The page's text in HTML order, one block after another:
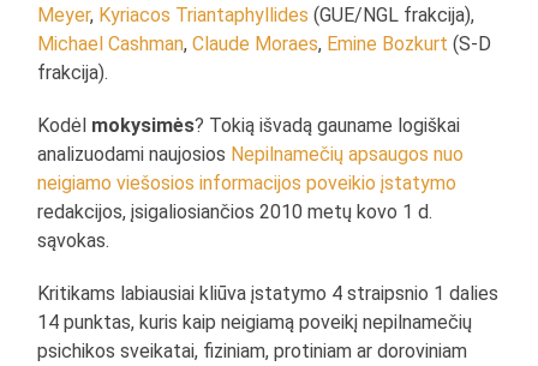
Meyer, Kyriacos Triantaphyllides (GUE/NGL frakcija),
Michael Cashman,Claude Moraes, Emine Bozkurt (S-D
frakcija).
Kodėl mokysimės? Tokią išvadą gauname logiškai
analizuodami naujosios Nepilnamečių apsaugos nuo
neigiamo viešosios informacijos poveikio įstatymo
redakcijos, įsigaliosiančios 2010 metų kovo 1 d.
sąvokas.
Kritikams labiausiai kliūva įstatymo 4 straipsnio 1 dalies
14 punktas, kuris kaip neigiamą poveikį nepilnamečių
psichikos sveikatai, fiziniam, protiniam ar doroviniam